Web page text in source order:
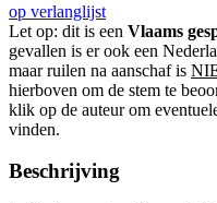
op verlanglijst
Let op: dit is een Vlaams
gevallen is er ook een
maar ruilen na aanschaf is
hierboven om de stem te
klik op de auteur om
vinden.
Beschrijving